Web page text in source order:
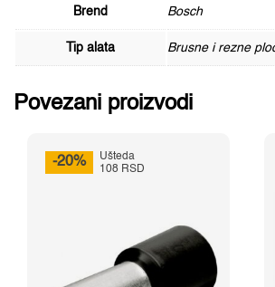
Brend Bosch
Tip alata Brusne i rezne
Povezani proizvodi
-20%
Ušteda
108 RSD